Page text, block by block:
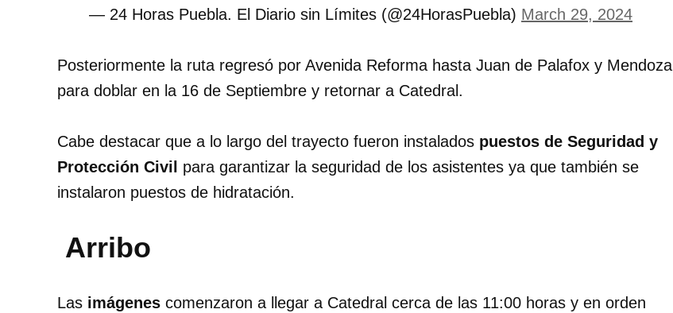
— 24 Horas Puebla. El Diario sin Límites (@24HorasPuebla) March 29, 2024
Posteriormente la ruta regresó por Avenida Reforma hasta Juan de Palafox y Mendoza
para doblar en la 16 de Septiembre y retornar a Catedral.
Cabe destacar que a lo largo del trayecto fueron instalados puestos de Seguridad y
Protección Civil
para garantizar la seguridad de los asistentes ya que también se
instalaron puestos de hidratación.
Arribo
Las imágenes comenzaron a llegar a Catedral cerca de las 11:00 horas y en orden